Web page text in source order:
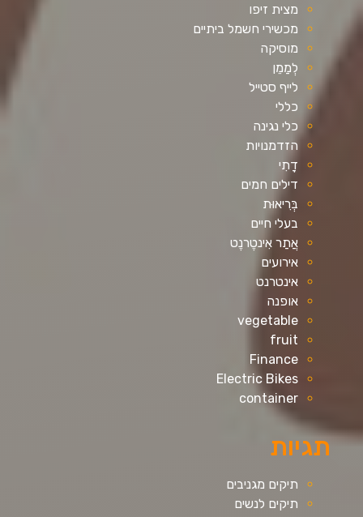
מצית זיפו
מכשירי חשמל ביתיים
מוסיקה
לְמַמֵן
לייף סטייל
כללי
כלי נגינה
הזדמנויות
דָתִי
דילים חמים
בְּרִיאוּת
בעלי חיים
אֲתַר אִינטֶרנֶט
אירועים
אינטרנט
אופנה
vegetable
fruit
Finance
Electric Bikes
container
תגיות
תיקים מגניבים
תיקים לנשים